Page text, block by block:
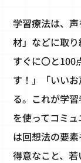
学習療法は、
材」などに取
すぐに〇と100
す！」「いい
る。これが学
を使ってコミ
は回想法の要
得意なこと、